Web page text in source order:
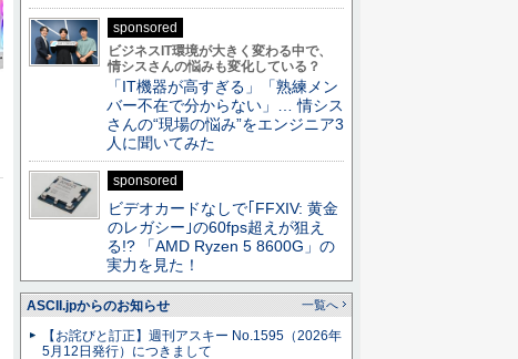
sponsored
ビジネスIT環境が大きく変わる中で、
情シスさんの悩みも変化している？
「IT機器が高すぎる」「熟練メン
バー不在で分からない」… 情シス
さんの“現場の悩み”をエンジニア3
人に聞いてみた
sponsored
ビデオカードなしで｢FFXIV: 黄金
のレガシー｣の60fps超えが狙え
る!? 「AMD Ryzen 5 8600G」の
実力を見た！
ASCII.jpからのお知らせ 一覧へ
【お詫びと訂正】週刊アスキー No.1595（2026年
5月12日発行）につきまして